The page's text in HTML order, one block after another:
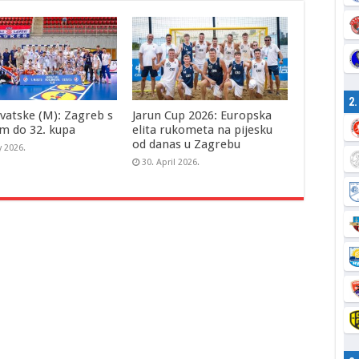
(M): Zagreb s
do 32. kupa
2026.
Jarun Cup 2026: Europska
elita rukometa na pijesku
od danas u Zagrebu
30. April 2026.